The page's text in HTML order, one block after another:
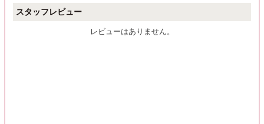
スタッフレビュー
レビューはありません。